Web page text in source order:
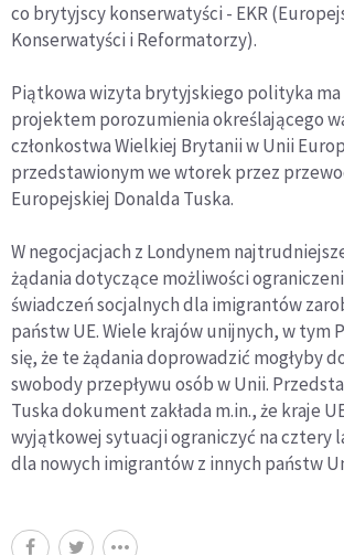
co brytyjscy konserwatyści - EKR
Konserwatyści i Reformatorzy).
Piątkowa wizyta brytyjskiego polityka ma
projektem porozumienia określającego
członkostwa Wielkiej Brytanii w Unii
przedstawionym we wtorek przez
Europejskiej Donalda Tuska.
W negocjacjach z Londynem
żądania dotyczące możliwości
świadczeń socjalnych dla imigrantów
państw UE. Wiele krajów unijnych, w tym
się, że te żądania doprowadzić mogłyby
swobody przepływu osób w Unii.
Tuska dokument zakłada m.in., że kraje
wyjątkowej sytuacji ograniczyć na cztery
dla nowych imigrantów z innych państw